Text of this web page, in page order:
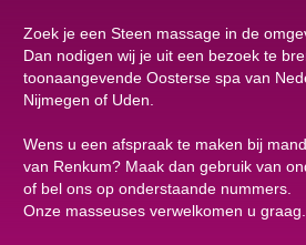
Zoek je een Steen massage in de
Dan nodigen wij je uit een bezoek te
toonaangevende Oosterse spa van
Nijmegen of Uden.
Wens u een afspraak te maken bij
van Renkum? Maak dan gebruik van
of bel ons op onderstaande nummers.
Onze masseuses verwelkomen u graag.